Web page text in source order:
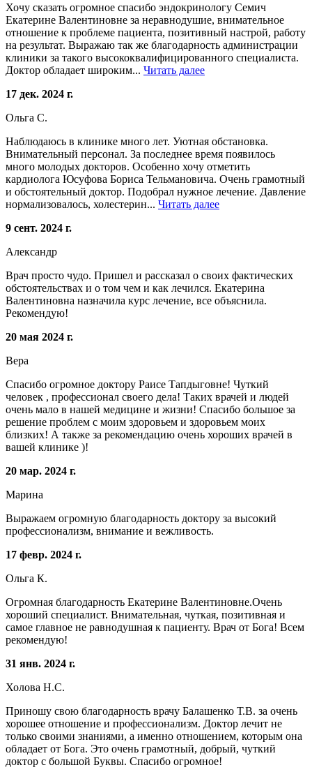
Хочу сказать огромное спасибо эндокринологу Семич
Екатерине Валентиновне за неравнодушие, внимательное
отношение к проблеме пациента, позитивный настрой, работу
на результат. Выражаю так же благодарность администрации
клиники за такого высококвалифицированного специалиста.
Доктор обладает широким... Читать далее
17 дек. 2024 г.
Ольга С.
Наблюдаюсь в клинике много лет. Уютная обстановка.
Внимательный персонал. За последнее время появилось
много молодых докторов. Особенно хочу отметить
кардиолога Юсуфова Бориса Тельмановича. Очень грамотный
и обстоятельный доктор. Подобрал нужное лечение. Давление
нормализовалось, холестерин... Читать далее
9 сент. 2024 г.
Александр
Врач просто чудо. Пришел и рассказал о своих фактических
обстоятельствах и о том чем и как лечился. Екатерина
Валентиновна назначила курс лечение, все объяснила.
Рекомендую!
20 мая 2024 г.
Вера
Спасибо огромное доктору Раисе Тапдыговне! Чуткий
человек , профессионал своего дела! Таких врачей и людей
очень мало в нашей медицине и жизни! Спасибо большое за
решение проблем с моим здоровьем и здоровьем моих
близких! А также за рекомендацию очень хороших врачей в
вашей клинике )!
20 мар. 2024 г.
Марина
Выражаем огромную благодарность доктору за высокий
профессионализм, внимание и вежливость.
17 февр. 2024 г.
Ольга К.
Огромная благодарность Екатерине Валентиновне.Очень
хороший специалист. Внимательная, чуткая, позитивная и
самое главное не равнодушная к пациенту. Врач от Бога! Всем
рекомендую!
31 янв. 2024 г.
Холова Н.С.
Приношу свою благодарность врачу Балашенко Т.В. за очень
хорошее отношение и профессионализм. Доктор лечит не
только своими знаниями, а именно отношением, которым она
обладает от Бога. Это очень грамотный, добрый, чуткий
доктор с большой Буквы. Спасибо огромное!